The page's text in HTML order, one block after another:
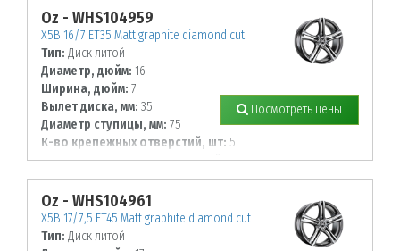
Oz - WHS104959
X5B 16/7 ET35 Matt graphite diamond cut
Тип: Диск литой
Диаметр, дюйм: 16
Ширина, дюйм: 7
Вылет диска, мм: 35
Диаметр ступицы, мм: 75
К-во крепежных отверстий, шт: 5
Диаметр располож. отверстий, мм:
112
Посмотреть цены
Oz - WHS104961
X5B 17/7,5 ET45 Matt graphite diamond cut
Тип: Диск литой